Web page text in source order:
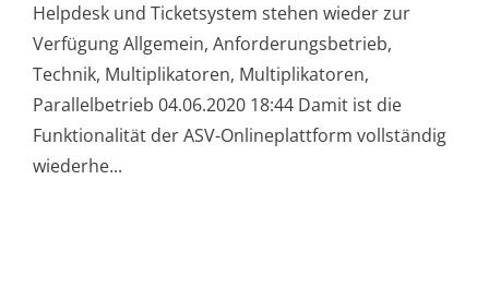
Helpdesk und Ticketsystem stehen wieder zur
Verfügung Allgemein, Anforderungsbetrieb,
Technik, Multiplikatoren, Multiplikatoren,
Parallelbetrieb 04.06.2020 18:44 Damit ist die
Funktionalität der ASV-Onlineplattform vollständig
wiederhe...